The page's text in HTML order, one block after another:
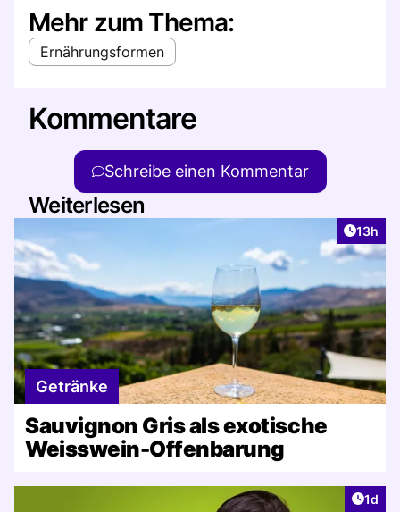
Mehr zum Thema:
Ernährungsformen
Kommentare
Schreibe einen Kommentar
Weiterlesen
Artikel
13h
Getränke
Sauvignon Gris als exotische
Weisswein-Offenbarung
1d